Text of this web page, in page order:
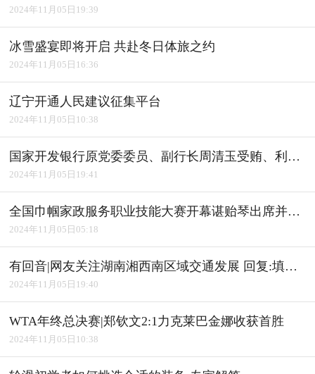
2024年11月05日19:39
冰雪盛宴即将开启 共赴冬日体旅之约
2024年11月05日16:36
辽宁开通人民建议征集平台
2024年11月05日10:38
国家开发银行原党委委员、副行长周清玉受贿、利用影响力受贿案一审宣判
2024年11月05日19:41
全国巾帼家政服务职业技能大赛开幕谌贻琴出席并宣布开幕
2024年11月05日05:18
有回音|网友关注湖南湘西南区域交通发展 回复:填补"空白" 完善路网
2024年11月05日19:40
WTA年终总决赛|郑钦文2:1力克莱巴金娜收获首胜
2024年11月05日10:38